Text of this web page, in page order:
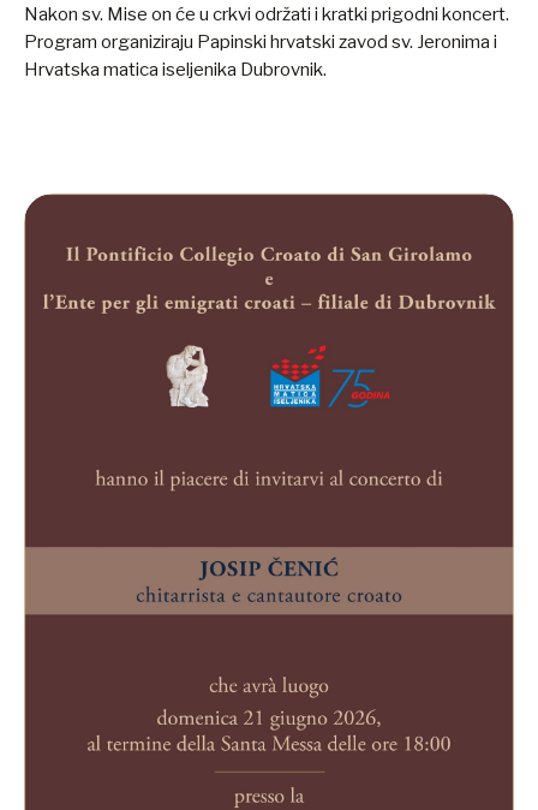
Nakon sv. Mise on će u crkvi održati i kratki prigodni koncert.
Program organiziraju Papinski hrvatski zavod sv. Jeronima i
Hrvatska matica iseljenika Dubrovnik.